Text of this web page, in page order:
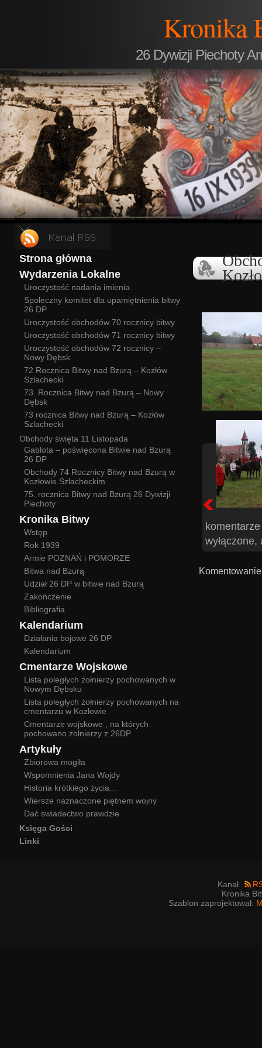
Kronika
26 Dywizji Piechoty
Strona główna
Wydarzenia Lokalne
Uroczystość nadania imienia
Społeczny komitet dla upamiętnienia bitwy
26 DP
Uroczystość obchodów 70 rocznicy bitwy
Uroczystość obchodów 71 rocznicy bitwy
Uroczystość obchodów 72 rocznicy –
Nowy Dębsk
72 Rocznica Bitwy nad Bzurą – Kozłów
Szlachecki
73. Rocznica Bitwy nad Bzurą – Nowy
Dębsk
73 rocznica Bitwy nad Bzurą – Kozłów
Szlachecki
Obchody święta 11 Listopada
Gablota – poświęcona Bitwie nad Bzurą
26 DP
Obchody 74 Rocznicy Bitwy nad Bzurą w
Kozłowie Szlacheckim
75. rocznica Bitwy nad Bzurą 26 Dywizji
Piechoty
Kronika Bitwy
Wstęp
Rok 1939
Armie POZNAŃ i POMORZE
Bitwa nad Bzurą
Udział 26 DP w bitwie nad Bzurą
Zakończenie
Bibliografia
Kalendarium
Działania bojowe 26 DP
Kalendarium
Cmentarze Wojskowe
Lista poległych żołnierzy pochowanych w
Nowym Dębsku
Lista poległych żołnierzy pochowanych na
cmentarzu w Kozłowie
Cmentarze wojskowe , na których
pochowano żołnierzy z 26DP
Artykuły
Zbiorowa mogiła
Wspomnienia Jana Wojdy
Historia krótkiego życia…
Wiersze naznaczone piętnem wojny
Dać swiadectwo prawdzie
Księga Gości
Linki
wyłączone,
Kanał
Kronika
Szablon zaprojektował: